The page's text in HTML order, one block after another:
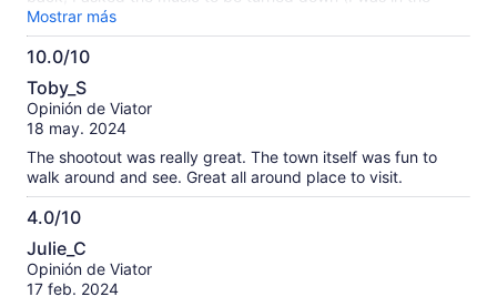
back); however it wasn’t and I had to listen to bad country
music all the way back. The graveyard was disappointing.
Mostrar más
10.0/10
10.0
de
10
Toby_S
Opinión de Viator
18 may. 2024
The shootout was really great. The town itself was fun to
walk around and see. Great all around place to visit.
4.0/10
4.0
de
10
Julie_C
Opinión de Viator
17 feb. 2024